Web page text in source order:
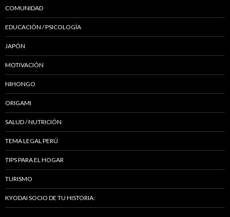
COMUNIDAD
EDUCACIÓN / PSICOLOGÍA
JAPÓN
MOTIVACIÓN
NIHONGO
ORIGAMI
SALUD / NUTRICIÓN
TEMA LEGAL PERÚ
TIPS PARA EL HOGAR
TURISMO
KYODAI SOCIO DE TU HISTORIA: